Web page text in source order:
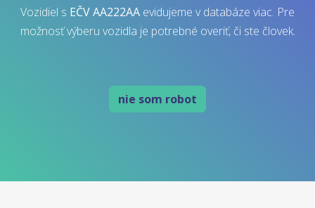
Vozidiel s EČVAA222AA evidujeme v databáze viac. Pre
možnosť výberu vozidla je potrebné overiť, či ste človek.
nie som robot